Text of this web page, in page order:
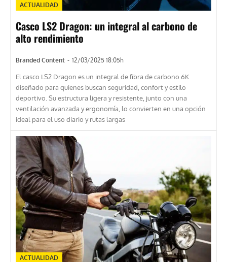
ACTUALIDAD
Casco LS2 Dragon: un integral al carbono de
alto rendimiento
Branded Content - 12/03/2025 18:05h
El casco LS2 Dragon es un integral de fibra de carbono 6K
diseñado para quienes buscan seguridad, confort y estilo
deportivo. Su estructura ligera y resistente, junto con una
ventilación avanzada y ergonomía, lo convierten en una opción
ideal para el uso diario y rutas largas
ACTUALIDAD